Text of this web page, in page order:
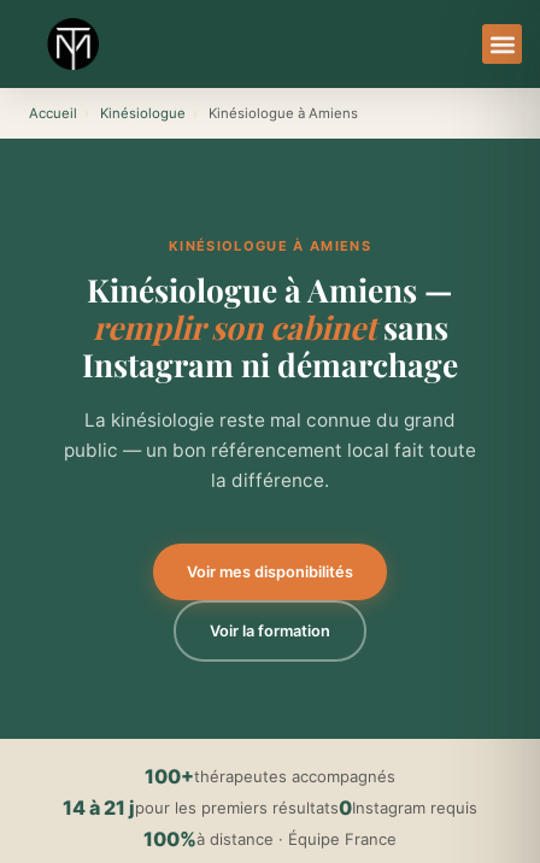
contenu
Accueil Kinésiologue Kinésiologue à Amiens
KINÉSIOLOGUE À AMIENS
Kinésiologue à Amiens —
remplir son cabinetsans
Instagram ni démarchage
La kinésiologie reste mal connue du grand
public — un bon référencement local fait toute
la différence.
Voir mes disponibilités
Voir la formation
100+thérapeutes accompagnés
14 à 21 jpour les premiers résultats0Instagram requis
100%à distance · Équipe France